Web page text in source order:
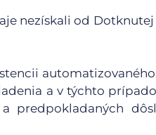
nezískali od
a v týchto
predpokladaných